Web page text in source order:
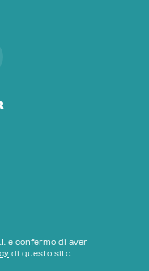
e confermo di aver
di questo sito.